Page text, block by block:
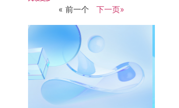
« 前一个 下一页»